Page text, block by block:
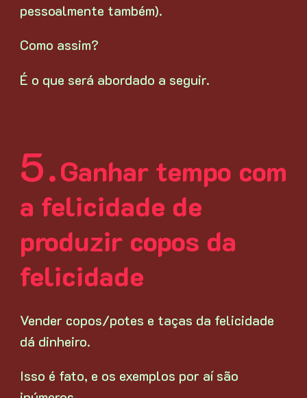
pessoalmente também).
Como assim?
É o que será abordado a seguir.
Ganhar tempo com
a felicidade de
produzir copos da
felicidade
Vender copos/potes e taças da felicidade
dá dinheiro.
Isso é fato, e os exemplos por aí são